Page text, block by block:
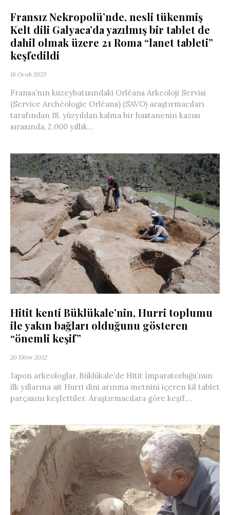
Fransız Nekropolü’nde, nesli tükenmiş
Kelt dili Galyaca’da yazılmış bir tablet de
dahil olmak üzere 21 Roma “lanet tableti”
keşfedildi
18 Ocak 2025
Fransa’nın kuzeybatısındaki Orléans Arkeoloji Servisi
(Service Archéologie Orléans) (SAVO) araştırmacıları
tarafından 18. yüzyıldan kalma bir hastanenin kazısı
sırasında, 2.000 yıllık...
Hitit kenti Büklükale’nin, Hurri toplumu
ile yakın bağları olduğunu gösteren
“önemli keşif”
20 Ekim 2022
Japon arkeologlar, Büklükale’de Hitit İmparatorluğu’nun
ilk yıllarına ait Hurri dini arınma metnini içeren kil tablet
parçasını keşfettiler. Araştırmacılara göre keşif,...